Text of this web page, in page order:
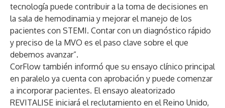
tecnología puede contribuir a la toma de decisiones en
la sala de hemodinamia y mejorar el manejo de los
pacientes con STEMI. Contar con un diagnóstico rápido
y preciso de la MVO es el paso clave sobre el que
debemos avanzar”.
CorFlow también informó que su ensayo clínico principal
en paralelo ya cuenta con aprobación y puede comenzar
a incorporar pacientes. El ensayo aleatorizado
REVITALISE iniciará el reclutamiento en el Reino Unido,